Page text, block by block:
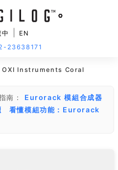
中
EN
23638171
OXI Instruments Coral
南：
Eurorack 模組合成器
看懂模組功能：Eurorack